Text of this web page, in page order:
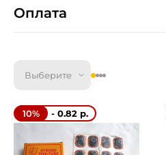
Оплата
Выберите
10% - 0.82 р.